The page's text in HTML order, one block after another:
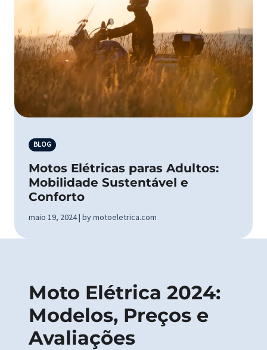
BLOG
Motos Elétricas paras Adultos:
Mobilidade Sustentável e
Conforto
maio 19, 2024 | by motoeletrica.com
Moto Elétrica 2024:
Modelos, Preços e
Avaliações